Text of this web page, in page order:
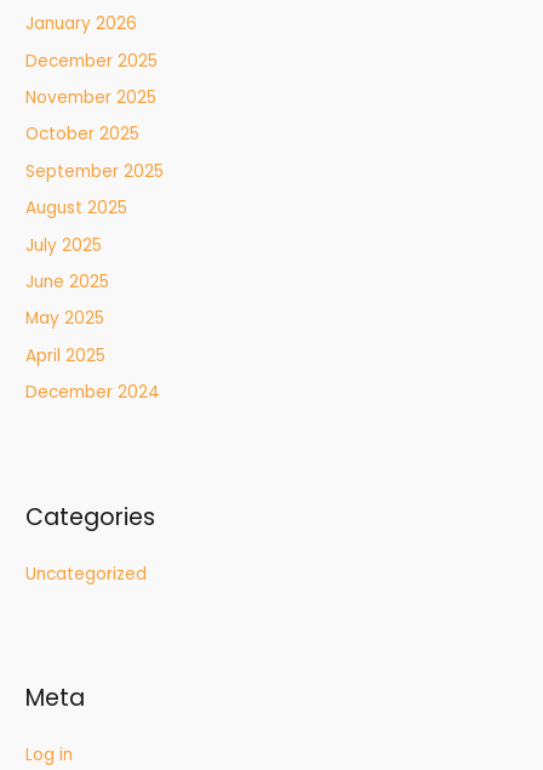
January 2026
December 2025
November 2025
October 2025
September 2025
August 2025
July 2025
June 2025
May 2025
April 2025
December 2024
Categories
Uncategorized
Meta
Log in